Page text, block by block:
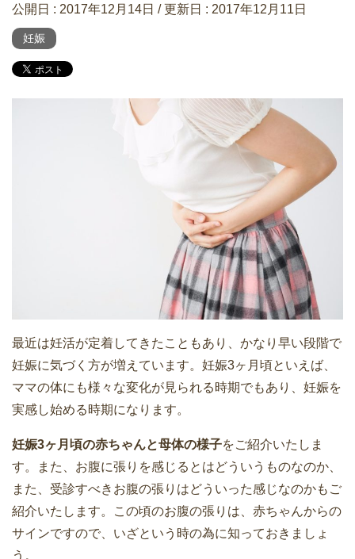
公開日 : 2017年12月14日 / 更新日 : 2017年12月11日
妊娠
最近は妊活が定着してきたこともあり、かなり早い段階で
妊娠に気づく方が増えています。妊娠3ヶ月頃といえば、
ママの体にも様々な変化が見られる時期でもあり、妊娠を
実感し始める時期になります。
妊娠3ヶ月頃の赤ちゃんと母体の様子をご紹介いたしま
す。また、お腹に張りを感じるとはどういうものなのか、
また、受診すべきお腹の張りはどういった感じなのかもご
紹介いたします。この頃のお腹の張りは、赤ちゃんからの
サインですので、いざという時の為に知っておきましょ
う。